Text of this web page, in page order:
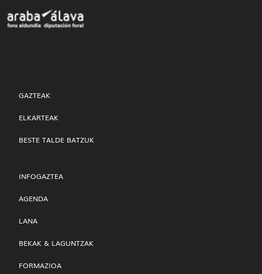
GAZTEAK
ELKARTEAK
BESTE TALDE BATZUK
INFOGAZTEA
AGENDA
LANA
BEKAK & LAGUNTZAK
FORMAZIOA